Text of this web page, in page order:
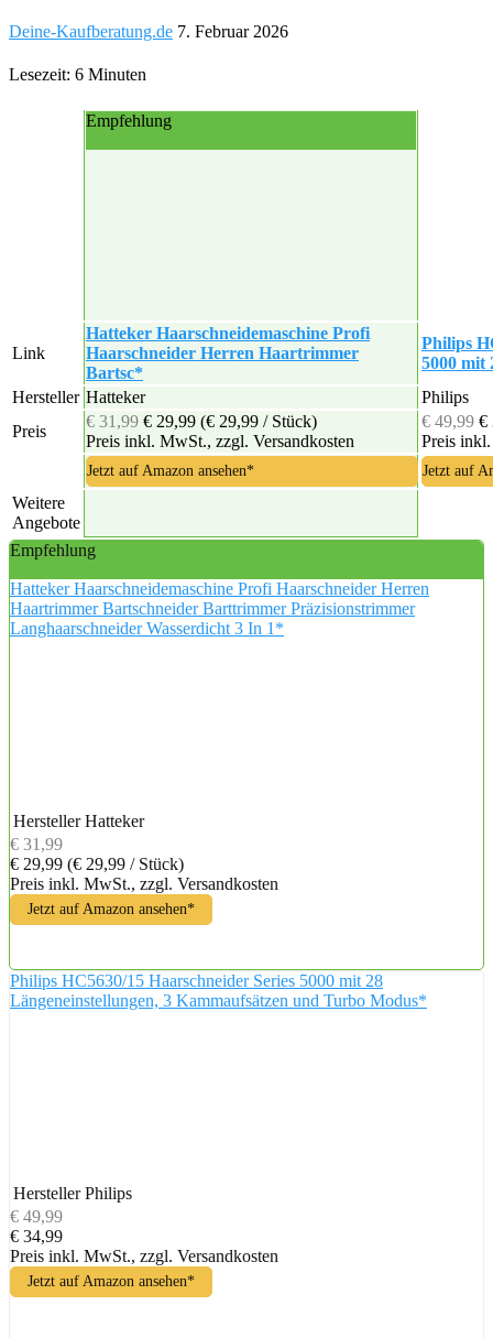
Deine-Kaufberatung.de 7. Februar 2026
Lesezeit: 6 Minuten
Empfehlung
Link
Hatteker Haarschneidemaschine Profi
Haarschneider Herren Haartrimmer
Bartsc*
Philips
5000 mit
Hersteller Hatteker
Philips
Preis
€ 31,99 € 29,99 (€ 29,99 / Stück)
Preis inkl. MwSt., zzgl. Versandkosten
€ 49,99 €
Preis
Jetzt auf Amazon ansehen* Jetzt auf
Weitere
Angebote
Empfehlung
Hatteker Haarschneidemaschine Profi Haarschneider Herren
Haartrimmer Bartschneider Barttrimmer Präzisionstrimmer
Langhaarschneider Wasserdicht 3 In 1*
Hersteller Hatteker
€ 31,99
€ 29,99 (€ 29,99 / Stück)
Preis inkl. MwSt., zzgl. Versandkosten
Jetzt auf Amazon ansehen*
Philips HC5630/15 Haarschneider Series 5000 mit 28
Längeneinstellungen, 3 Kammaufsätzen und Turbo Modus*
Hersteller Philips
€ 49,99
€ 34,99
Preis inkl. MwSt., zzgl. Versandkosten
Jetzt auf Amazon ansehen*